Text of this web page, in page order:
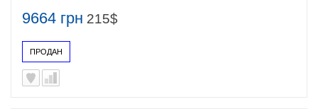
9664 грн 215$
ПРОДАН